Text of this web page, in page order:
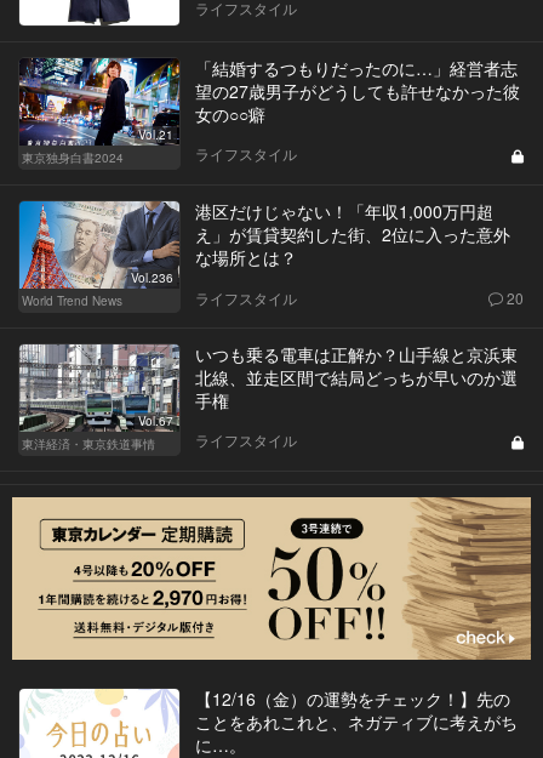
ライフスタイル
Vol.21
東京独身白書2024
「結婚するつもりだったのに…」経営者志
望の27歳男子がどうしても許せなかった彼
女の○○癖
ライフスタイル
Vol.236
World Trend News
港区だけじゃない！「年収1,000万円超
え」が賃貸契約した街、2位に入った意外
な場所とは？
ライフスタイル 20
Vol.67
東洋経済・東京鉄道事情
いつも乗る電車は正解か？山手線と京浜東
北線、並走区間で結局どっちが早いのか選
手権
ライフスタイル
【12/16（金）の運勢をチェック！】先の
ことをあれこれと、ネガティブに考えがち
に…。